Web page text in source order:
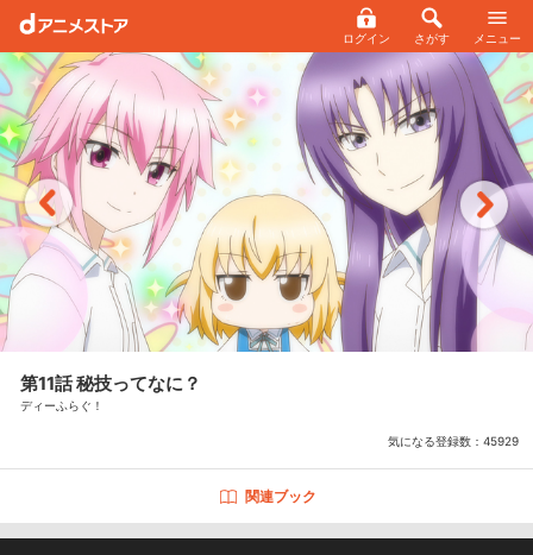
ログイン さがす メニュー
第11話 秘技ってなに？
ディーふらぐ！
気になる登録数： 45929
関連ブック